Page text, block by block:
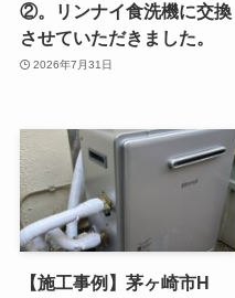
②。リンナイ食洗機に交換
させていただきました。
2026年7月31日
【施工事例】茅ヶ崎市H